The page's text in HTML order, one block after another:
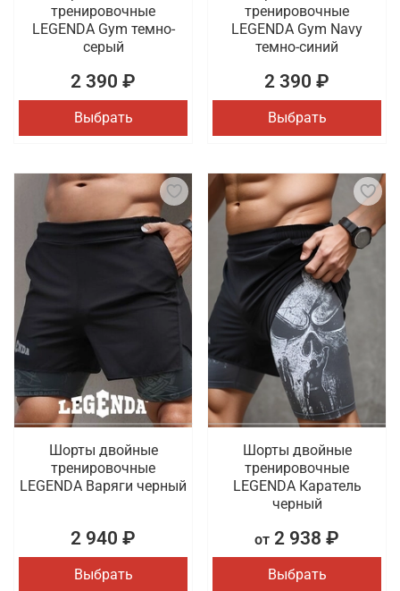
тренировочные
LEGENDA Gym темно-
серый
2 390 ₽
Выбрать
тренировочные
LEGENDA Gym Navy
темно-синий
2 390 ₽
Выбрать
Шорты двойные
тренировочные
LEGENDA Варяги черный
2 940 ₽
Выбрать
Шорты двойные
тренировочные
LEGENDA Каратель
черный
от 2 938 ₽
Выбрать